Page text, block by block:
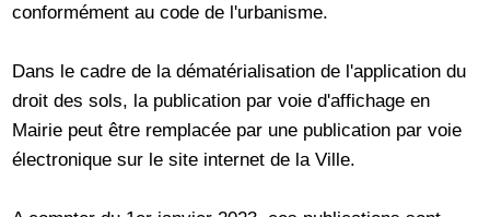
conformément au code de l'urbanisme.
Dans le cadre de la dématérialisation de l'application du
droit des sols, la publication par voie d'affichage en
Mairie peut être remplacée par une publication par voie
électronique sur le site internet de la Ville.